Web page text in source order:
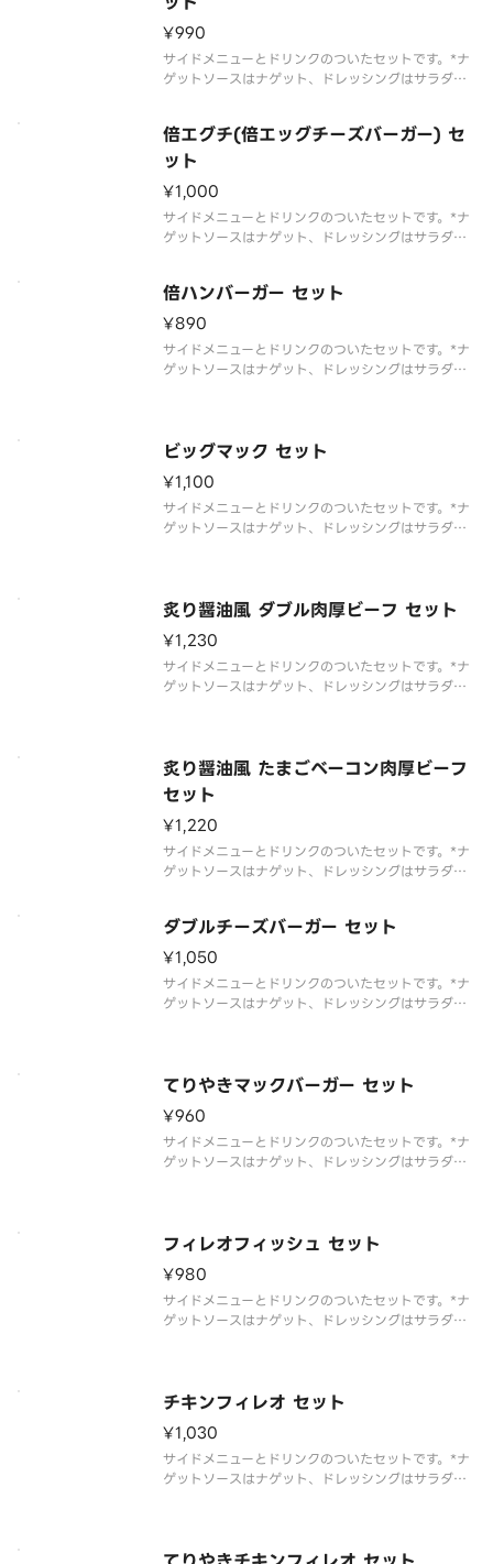
¥990
サイドメニューとドリンクのついたセットです。*ナ
ゲットソースはナゲット、ドレッシングはサラダを
倍エグチ(倍エッグチーズバーガー) セ
ット
¥1,000
サイドメニューとドリンクのついたセットです。*ナ
ゲットソースはナゲット、ドレッシングはサラダを
倍ハンバーガー セット
¥890
サイドメニューとドリンクのついたセットです。*ナ
ゲットソースはナゲット、ドレッシングはサラダを
ビッグマック セット
¥1,100
サイドメニューとドリンクのついたセットです。*ナ
ゲットソースはナゲット、ドレッシングはサラダを
炙り醤油風 ダブル肉厚ビーフ セット
¥1,230
サイドメニューとドリンクのついたセットです。*ナ
ゲットソースはナゲット、ドレッシングはサラダを
炙り醤油風 たまごベーコン肉厚ビーフ
セット
¥1,220
サイドメニューとドリンクのついたセットです。*ナ
ゲットソースはナゲット、ドレッシングはサラダを
ダブルチーズバーガー セット
¥1,050
サイドメニューとドリンクのついたセットです。*ナ
ゲットソースはナゲット、ドレッシングはサラダを
てりやきマックバーガー セット
¥960
サイドメニューとドリンクのついたセットです。*ナ
ゲットソースはナゲット、ドレッシングはサラダを
フィレオフィッシュ セット
¥980
サイドメニューとドリンクのついたセットです。*ナ
ゲットソースはナゲット、ドレッシングはサラダを
チキンフィレオ セット
¥1,030
サイドメニューとドリンクのついたセットです。*ナ
ゲットソースはナゲット、ドレッシングはサラダを